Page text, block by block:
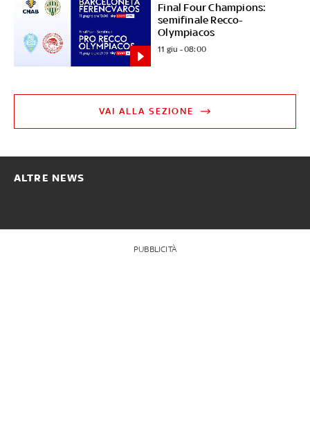
Final Four Champions:
semifinale Recco-
Olympiacos
11 giu - 08:00
VAI ALLA SEZIONE
ALTRE NEWS
PUBBLICITÀ